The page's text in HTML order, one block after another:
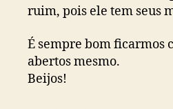
ruim, pois ele tem seus
É sempre bom ficarmos
abertos mesmo.
Beijos!